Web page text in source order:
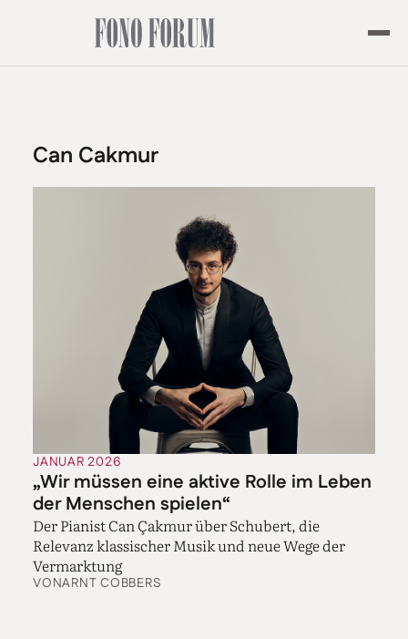
Can Cakmur
JANUAR 2026
„Wir müssen eine aktive Rolle im Leben
der Menschen spielen“
Der Pianist Can Çakmur über Schubert, die
Relevanz klassischer Musik und neue Wege der
Vermarktung
VONARNT COBBERS